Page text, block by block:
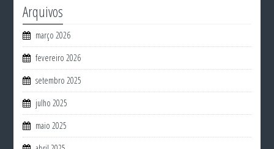
Arquivos
março 2026
fevereiro 2026
setembro 2025
julho 2025
maio 2025